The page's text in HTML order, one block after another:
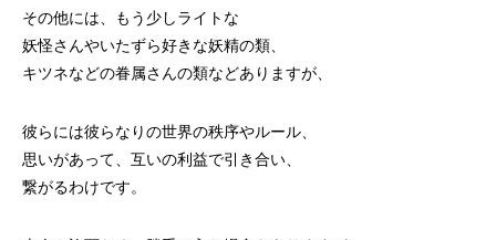
その他には、もう少しライトな
妖怪さんやいたずら好きな妖精の類、
キツネなどの眷属さんの類などありますが、
彼らには彼らなりの世界の秩序やルール、
思いがあって、互いの利益で引き合い、
繋がるわけです。